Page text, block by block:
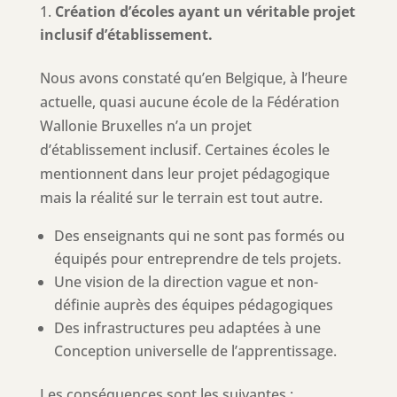
Création d’écoles ayant un véritable projet
inclusif d’établissement.
Nous avons constaté qu’en Belgique, à l’heure
actuelle, quasi aucune école de la Fédération
Wallonie Bruxelles n’a un projet
d’établissement inclusif. Certaines écoles le
mentionnent dans leur projet pédagogique
mais la réalité sur le terrain est tout autre.
Des enseignants qui ne sont pas formés ou
équipés pour entreprendre de tels projets.
Une vision de la direction vague et non-
définie auprès des équipes pédagogiques
Des infrastructures peu adaptées à une
Conception universelle de l’apprentissage.